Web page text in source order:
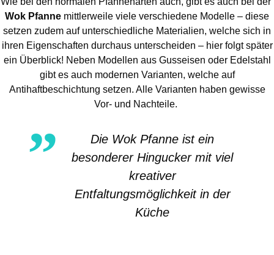
Wok Pfanne mittlerweile viele verschiedene Modelle – diese
setzen zudem auf unterschiedliche Materialien, welche sich in
ihren Eigenschaften durchaus unterscheiden – hier folgt später
ein Überblick! Neben Modellen aus Gusseisen oder Edelstahl
gibt es auch modernen Varianten, welche auf
Antihaftbeschichtung setzen. Alle Varianten haben gewisse
Vor- und Nachteile.
Die Wok Pfanne ist ein
besonderer Hingucker mit viel
kreativer
Entfaltungsmöglichkeit in der
Küche